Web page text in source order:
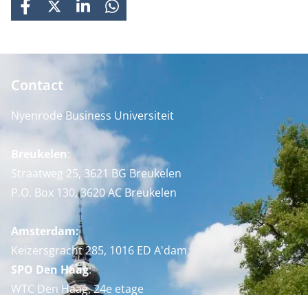
FACEBOOK
X LINKEDINWHATSAPP
Contact
Nyenrode Business Universiteit
Breukelen:
Straatweg 25, 3621 BG Breukelen
P.O. Box 130, 3620 AC Breukelen
Amsterdam:
Keizersgracht 285, 1016 ED A'dam
SPO Den Haag:
WTC Den Haag, 24e etage